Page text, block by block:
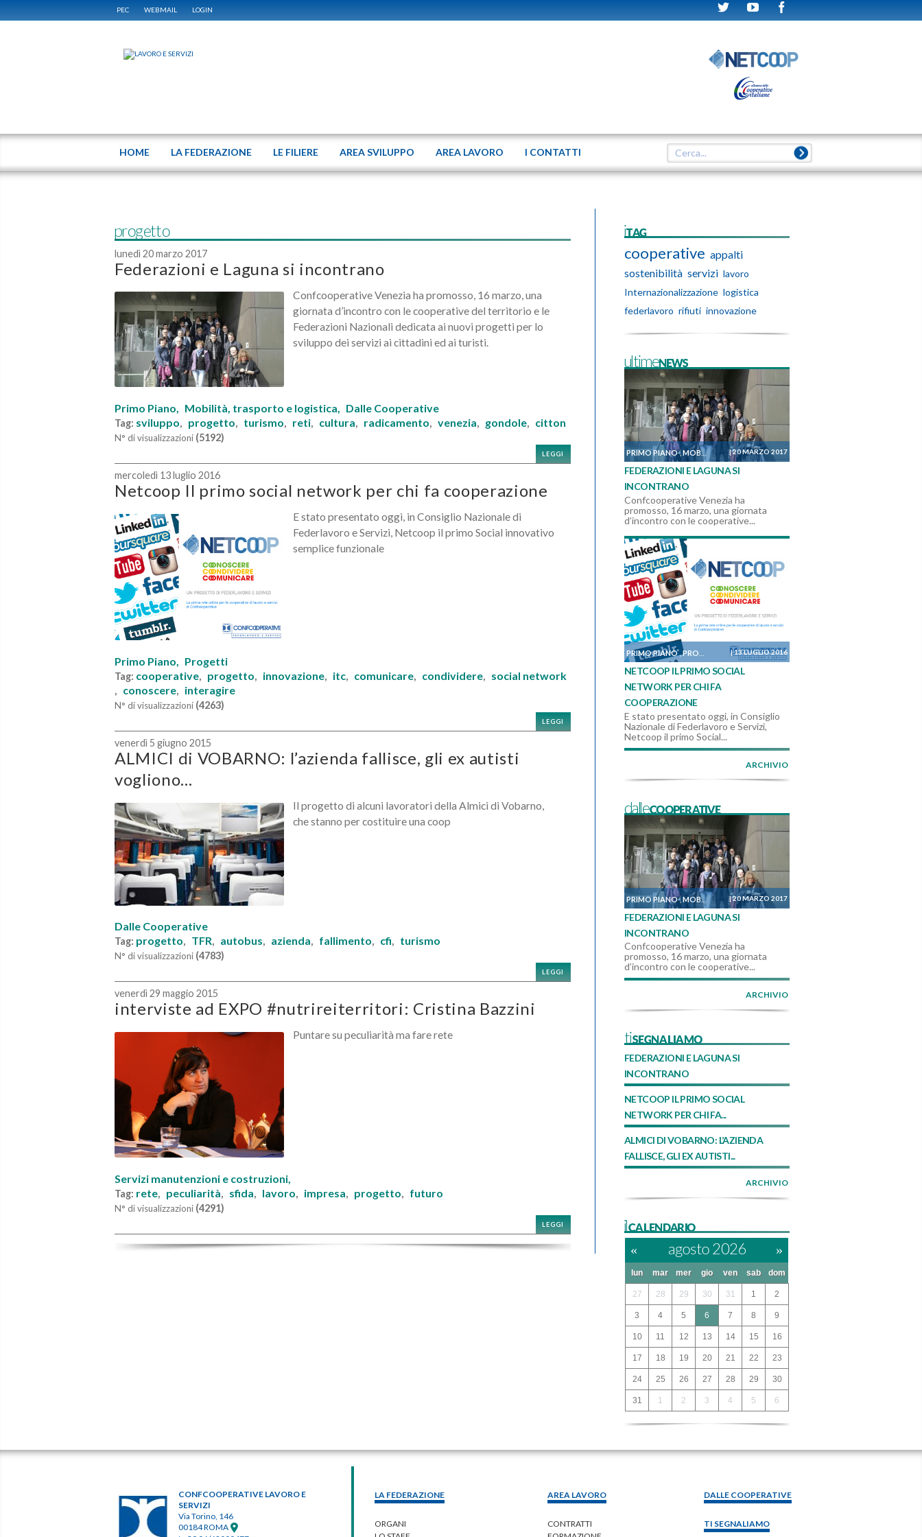
PEC WEBMAIL LOGIN
HOME LA FEDERAZIONE LE FILIERE AREA SVILUPPO AREA LAVORO I CONTATTI
progetto
lunedì 20 marzo 2017
Federazioni e Laguna si incontrano
Confcooperative Venezia ha promosso, 16 marzo, una
giornata d’incontro con le cooperative del territorio e le
Federazioni Nazionali dedicata ai nuovi progetti per lo
sviluppo dei servizi ai cittadini ed ai turisti.
Primo Piano, Mobilità, trasporto e logistica, Dalle Cooperative
Tag: sviluppo, progetto, turismo, reti, cultura, radicamento,venezia, gondole, citton
N° di visualizzazioni (5192)
LEGGI
mercoledì 13 luglio 2016
Netcoop Il primo social network per chi fa cooperazione
E stato presentato oggi, in Consiglio Nazionale di
Federlavoro e Servizi, Netcoop il primo Social innovativo
semplice funzionale
Primo Piano, Progetti
Tag: cooperative, progetto, innovazione, itc, comunicare, condividere, social network
, conoscere, interagire
N° di visualizzazioni (4263)
LEGGI
venerdì 5 giugno 2015
ALMICI di VOBARNO: l’azienda fallisce, gli ex autisti
vogliono...
Il progetto di alcuni lavoratori della Almici di Vobarno,
che stanno per costituire una coop
Dalle Cooperative
Tag: progetto, TFR, autobus, azienda, fallimento, cfi, turismo
N° di visualizzazioni (4783)
LEGGI
venerdì 29 maggio 2015
interviste ad EXPO #nutrireiterritori: Cristina Bazzini
Puntare su peculiarità ma fare rete
Servizi manutenzioni e costruzioni,
Tag: rete, peculiarità, sfida, lavoro, impresa, progetto, futuro
N° di visualizzazioni (4291)
LEGGI
iTAG
cooperative appalti
sostenibilità servizi lavoro
Internazionalizzazione logistica
federlavoro rifiuti innovazione
ultimeNEWS
PRIMO PIANO , MOBILITÀ, TRASPORTO E LOGISTICA |20 MARZO 2017
FEDERAZIONI E LAGUNA SI
INCONTRANO
Confcooperative Venezia ha
promosso, 16 marzo, una giornata
d’incontro con le cooperative...
PRIMO PIANO ,PROGETTI |13 LUGLIO 2016
NETCOOP IL PRIMO SOCIAL
NETWORK PER CHI FA
COOPERAZIONE
E stato presentato oggi, in Consiglio
Nazionale di Federlavoro e Servizi,
Netcoop il primo Social...
ARCHIVIO
dalleCOOPERATIVE
PRIMO PIANO ,MOBILITÀ, TRASPORTO E LOGISTICA |20 MARZO 2017
FEDERAZIONI E LAGUNA SI
INCONTRANO
Confcooperative Venezia ha
promosso, 16 marzo, una giornata
d’incontro con le cooperative...
ARCHIVIO
tiSEGNALIAMO
FEDERAZIONI E LAGUNA SI
INCONTRANO
NETCOOP IL PRIMO SOCIAL
NETWORK PER CHI FA...
ALMICI DI VOBARNO: L’AZIENDA
FALLISCE, GLI EX AUTISTI...
ARCHIVIO
ilCALENDARIO
« agosto 2026 »
lun mar mer gio ven sab dom
27 28 29 30 31 1 2
3 4 5 6 7 8 9
10 11 12 13 14 15 16
17 18 19 20 21 22 23
24 25 26 27 28 29 30
31 1 2 3 4 5 6
LA FEDERAZIONE
ORGANI
AREA LAVORO
CONTRATTI
DALLE COOPERATIVE
TI SEGNALIAMO
CONFCOOPERATIVE LAVORO E
SERVIZI
Via Torino, 146
00184 ROMA